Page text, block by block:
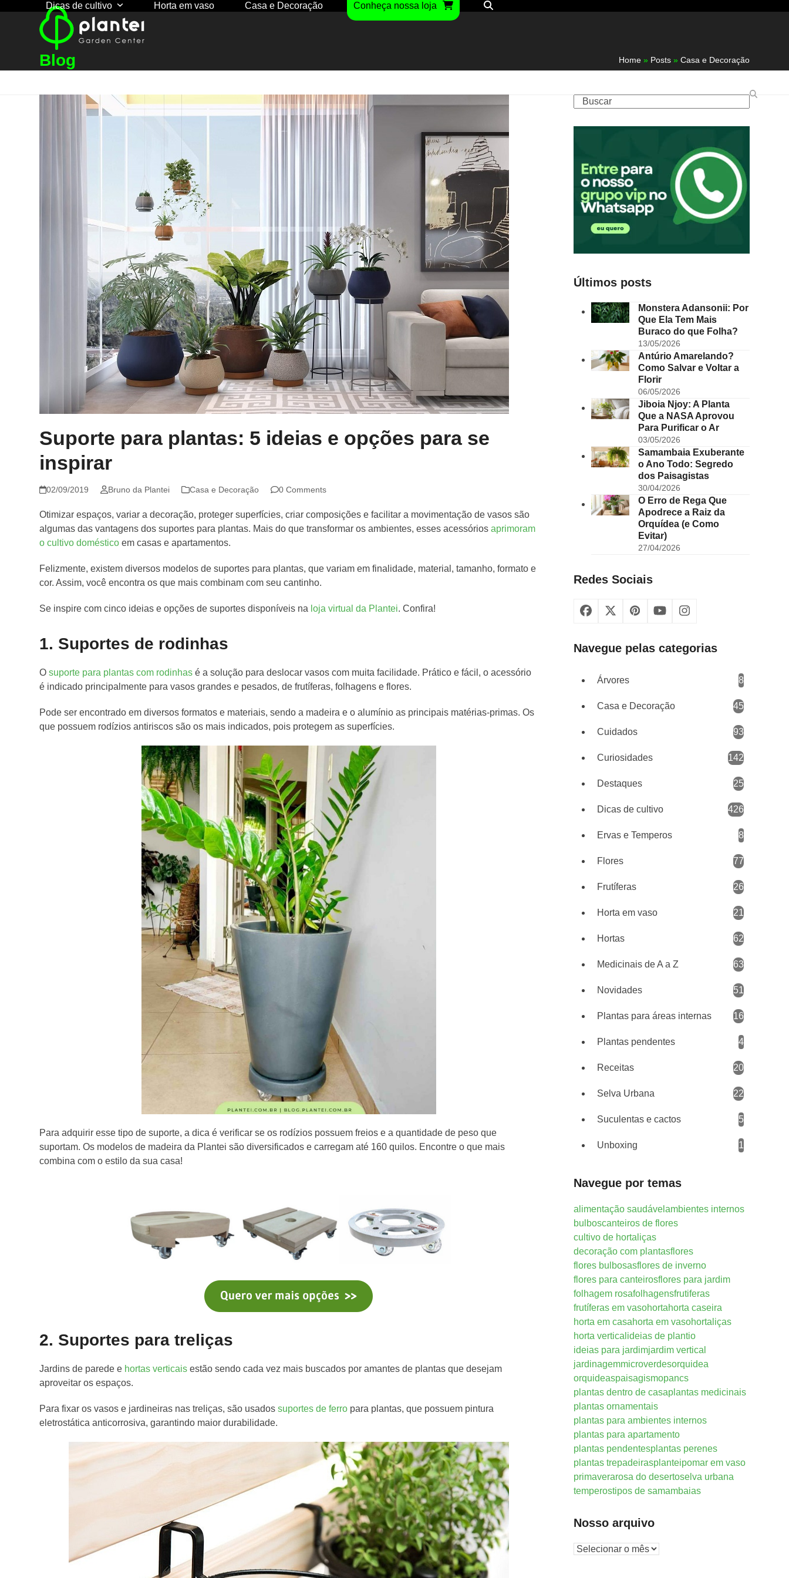
Dicas de cultivo Horta em vaso Casa e Decoração Conheça nossa loja
Blog Home» Posts» Casa e Decoração
Suporte para plantas: 5 ideias e opções para se
inspirar
02/09/2019 Bruno da Plantei Casa e Decoração 0 Comments
Otimizar espaços, variar a decoração, proteger superfícies, criar composições e facilitar a movimentação de vasos são
algumas das vantagens dos suportes para plantas. Mais do que transformar os ambientes, esses acessóriosaprimoram
o cultivo doméstico em casas e apartamentos.
Felizmente, existem diversos modelos de suportes para plantas, que variam em finalidade, material, tamanho, formato e
cor. Assim, você encontra os que mais combinam com seu cantinho.
Se inspire com cinco ideias e opções de suportes disponíveis na loja virtual da Plantei. Confira!
1. Suportes de rodinhas
Osuporte para plantas com rodinhas é a solução para deslocar vasos com muita facilidade. Prático e fácil, o acessório
é indicado principalmente para vasos grandes e pesados, de frutíferas, folhagens e flores.
Pode ser encontrado em diversos formatos e materiais, sendo a madeira e o alumínio as principais matérias-primas. Os
que possuem rodízios antiriscos são os mais indicados, pois protegem as superfícies.
Para adquirir esse tipo de suporte, a dica é verificar se os rodízios possuem freios e a quantidade de peso que
suportam. Os modelos de madeira da Plantei são diversificados e carregam até 160 quilos. Encontre o que mais
combina com o estilo da sua casa!
2. Suportes para treliças
Jardins de parede e hortas verticais estão sendo cada vez mais buscados por amantes de plantas que desejam
aproveitar os espaços.
Para fixar os vasos e jardineiras nas treliças, são usadossuportes de ferro para plantas, que possuem pintura
eletrostática anticorrosiva, garantindo maior durabilidade.
Buscar
Últimos posts
Monstera Adansonii: Por
Que Ela Tem Mais
Buraco do que Folha?
13/05/2026
Antúrio Amarelando?
Como Salvar e Voltar a
Florir
06/05/2026
Jiboia Njoy: A Planta
Que a NASA Aprovou
Para Purificar o Ar
03/05/2026
Samambaia Exuberante
o Ano Todo: Segredo
dos Paisagistas
30/04/2026
O Erro de Rega Que
Apodrece a Raiz da
Orquídea (e Como
Evitar)
27/04/2026
Redes Sociais
Facebook
X Pinterest
YouTubeInstagram
Navegue pelas categorias
Árvores 8
Casa e Decoração 45
Cuidados 93
Curiosidades 142
Destaques 25
Dicas de cultivo 426
Ervas e Temperos 8
Flores 77
Frutíferas 26
Horta em vaso 21
Hortas 62
Medicinais de A a Z 63
Novidades 51
Plantas para áreas internas 16
Plantas pendentes 4
Receitas 20
Selva Urbana 22
Suculentas e cactos 5
Unboxing 1
Navegue por temas
alimentação saudável ambientes internos
bulboscanteiros de flores
cultivo de hortaliças
decoração com plantasflores
flores bulbosasflores de inverno
flores para canteirosflores para jardim
folhagem rosafolhagensfrutiferas
frutíferas em vasohortahorta caseira
horta em casahorta em vasohortaliças
horta vertical ideias de plantio
ideias para jardimjardim vertical
jardinagemmicroverdesorquidea
orquideaspaisagismopancs
plantas dentro de casaplantas medicinais
plantas ornamentais
plantas para ambientes internos
plantas para apartamento
plantas pendentesplantas perenes
plantas trepadeirasplanteipomar em vaso
primaverarosa do desertoselva urbana
temperostipos de samambaias
Nosso arquivo
Nosso